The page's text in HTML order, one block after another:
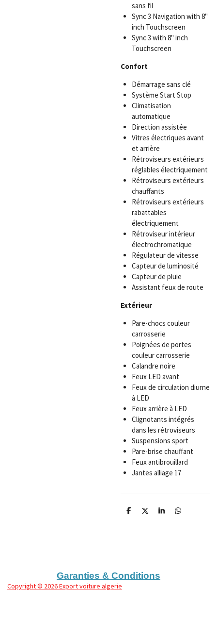
sans fil
Sync 3 Navigation with 8"
inch Touchscreen
Sync 3 with 8" inch
Touchscreen
Confort
Démarrage sans clé
Système Start Stop
Climatisation
automatique
Direction assistée
Vitres électriques avant
et arrière
Rétroviseurs extérieurs
réglables électriquement
Rétroviseurs extérieurs
chauffants
Rétroviseurs extérieurs
rabattables
électriquement
Rétroviseur intérieur
électrochromatique
Régulateur de vitesse
Capteur de luminosité
Capteur de pluie
Assistant feux de route
Extérieur
Pare-chocs couleur
carrosserie
Poignées de portes
couleur carrosserie
Calandre noire
Feux LED avant
Feux de circulation diurne
à LED
Feux arrière à LED
Clignotants intégrés
dans les rétroviseurs
Suspensions sport
Pare-brise chauffant
Feux antibrouillard
Jantes alliage 17
P
P
P
P
Garanties & Conditions
Copyright© 2026 Export voiture algerie